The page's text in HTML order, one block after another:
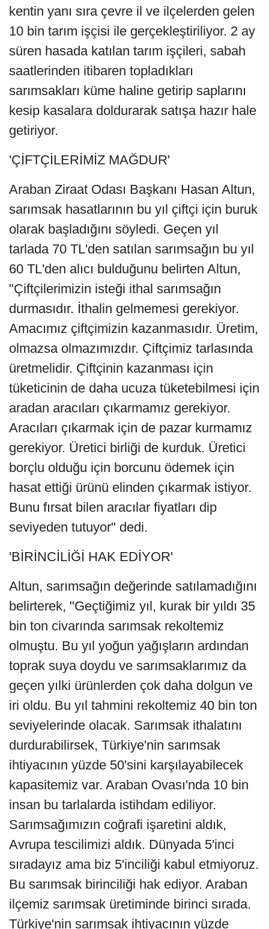
kentin yanı sıra çevre il ve ilçelerden gelen
10 bin tarım işçisi ile gerçekleştiriliyor. 2 ay
süren hasada katılan tarım işçileri, sabah
saatlerinden itibaren topladıkları
sarımsakları küme haline getirip saplarını
kesip kasalara doldurarak satışa hazır hale
getiriyor.
'ÇİFTÇİLERİMİZ MAĞDUR'
Araban Ziraat Odası Başkanı Hasan Altun,
sarımsak hasatlarının bu yıl çiftçi için buruk
olarak başladığını söyledi. Geçen yıl
tarlada 70 TL'den satılan sarımsağın bu yıl
60 TL'den alıcı bulduğunu belirten Altun,
"Çiftçilerimizin isteği ithal sarımsağın
durmasıdır. İthalin gelmemesi gerekiyor.
Amacımız çiftçimizin kazanmasıdır. Üretim,
olmazsa olmazımızdır. Çiftçimiz tarlasında
üretmelidir. Çiftçinin kazanması için
tüketicinin de daha ucuza tüketebilmesi için
aradan aracıları çıkarmamız gerekiyor.
Aracıları çıkarmak için de pazar kurmamız
gerekiyor. Üretici birliği de kurduk. Üretici
borçlu olduğu için borcunu ödemek için
hasat ettiği ürünü elinden çıkarmak istiyor.
Bunu fırsat bilen aracılar fiyatları dip
seviyeden tutuyor" dedi.
'BİRİNCİLİĞİ HAK EDİYOR'
Altun, sarımsağın değerinde satılamadığını
belirterek, "Geçtiğimiz yıl, kurak bir yıldı 35
bin ton civarında sarımsak rekoltemiz
olmuştu. Bu yıl yoğun yağışların ardından
toprak suya doydu ve sarımsaklarımız da
geçen yılki ürünlerden çok daha dolgun ve
iri oldu. Bu yıl tahmini rekoltemiz 40 bin ton
seviyelerinde olacak. Sarımsak ithalatını
durdurabilirsek, Türkiye'nin sarımsak
ihtiyacının yüzde 50'sini karşılayabilecek
kapasitemiz var. Araban Ovası'nda 10 bin
insan bu tarlalarda istihdam ediliyor.
Sarımsağımızın coğrafi işaretini aldık,
Avrupa tescilimizi aldık. Dünyada 5'inci
sıradayız ama biz 5'inciliği kabul etmiyoruz.
Bu sarımsak birinciliği hak ediyor. Araban
ilçemiz sarımsak üretiminde birinci sırada.
Türkiye'nin sarımsak ihtiyacının yüzde